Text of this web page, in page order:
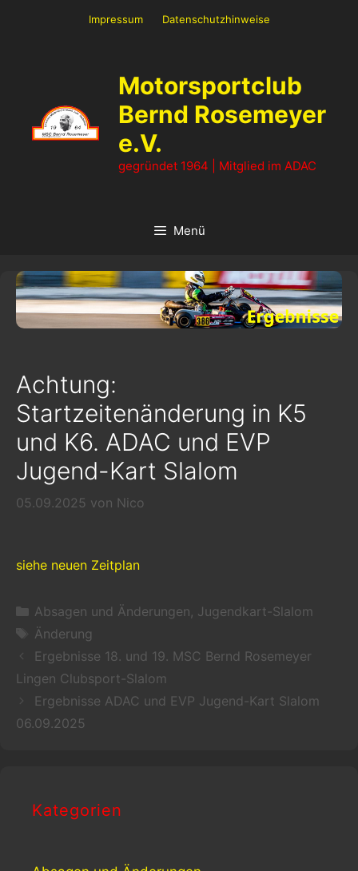
Impressum Datenschutzhinweise
Motorsportclub
Bernd Rosemeyer
e.V.
gegründet 1964 | Mitglied im ADAC
Menü
Achtung:
Startzeitenänderung in K5
und K6. ADAC und EVP
Jugend-Kart Slalom
05.09.2025 von Nico
siehe neuen Zeitplan
Kategorien
Absagen und Änderungen, Jugendkart-Slalom
Schlagwörter
Änderung
Ergebnisse 18. und 19. MSC Bernd Rosemeyer
Lingen Clubsport-Slalom
Ergebnisse ADAC und EVP Jugend-Kart Slalom
06.09.2025
Kategorien